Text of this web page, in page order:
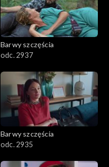
Barwy szczęścia
odc. 2937
Barwy szczęścia
odc. 2935